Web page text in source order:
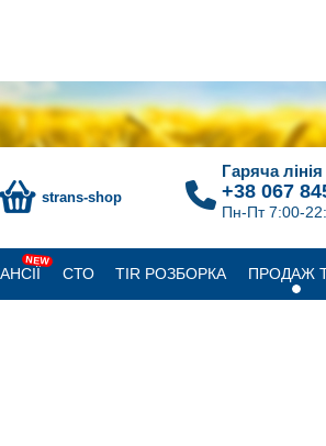
strans-shop
Гаряча лінія
+38 067
Пн-Пт 7:00-
NEW
СТО TIR РОЗБОРКА ПРОДАЖ